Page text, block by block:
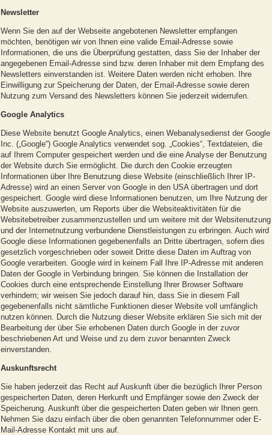
Newsletter
Wenn Sie den auf der Webseite angebotenen Newsletter empfangen
möchten, benötigen wir von Ihnen eine valide Email-Adresse sowie
Informationen, die uns die Überprüfung gestatten, dass Sie der Inhaber der
angegebenen Email-Adresse sind bzw. deren Inhaber mit dem Empfang des
Newsletters einverstanden ist. Weitere Daten werden nicht erhoben. Ihre
Einwilligung zur Speicherung der Daten, der Email-Adresse sowie deren
Nutzung zum Versand des Newsletters können Sie jederzeit widerrufen.
Google Analytics
Diese Website benutzt Google Analytics, einen Webanalysedienst der Google
Inc. („Google“) Google Analytics verwendet sog. „Cookies“, Textdateien, die
auf Ihrem Computer gespeichert werden und die eine Analyse der Benutzung
der Website durch Sie ermöglicht. Die durch den Cookie erzeugten
Informationen über Ihre Benutzung diese Website (einschließlich Ihrer IP-
Adresse) wird an einen Server von Google in den USA übertragen und dort
gespeichert. Google wird diese Informationen benutzen, um Ihre Nutzung der
Website auszuwerten, um Reports über die Websiteaktivitäten für die
Websitebetreiber zusammenzustellen und um weitere mit der Websitenutzung
und der Internetnutzung verbundene Dienstleistungen zu erbringen. Auch wird
Google diese Informationen gegebenenfalls an Dritte übertragen, sofern dies
gesetzlich vorgeschrieben oder soweit Dritte diese Daten im Auftrag von
Google verarbeiten. Google wird in keinem Fall Ihre IP-Adresse mit anderen
Daten der Google in Verbindung bringen. Sie können die Installation der
Cookies durch eine entsprechende Einstellung Ihrer Browser Software
verhindern; wir weisen Sie jedoch darauf hin, dass Sie in diesem Fall
gegebenenfalls nicht sämtliche Funktionen dieser Website voll umfänglich
nutzen können. Durch die Nutzung dieser Website erklären Sie sich mit der
Bearbeitung der über Sie erhobenen Daten durch Google in der zuvor
beschriebenen Art und Weise und zu dem zuvor benannten Zweck
einverstanden.
Auskunftsrecht
Sie haben jederzeit das Recht auf Auskunft über die bezüglich Ihrer Person
gespeicherten Daten, deren Herkunft und Empfänger sowie den Zweck der
Speicherung. Auskunft über die gespeicherten Daten geben wir Ihnen gern.
Nehmen Sie dazu einfach über die oben genannten Telefonnummer oder E-
Mail-Adresse Kontakt mit uns auf.